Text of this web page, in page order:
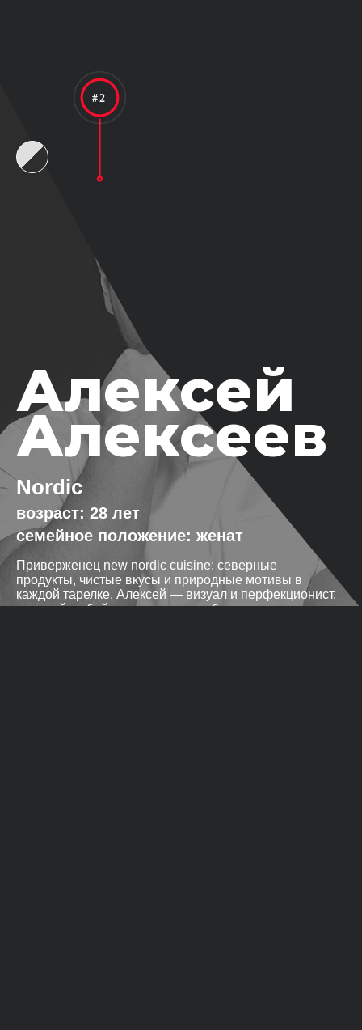
Алексей
Алексеев
Nordic
28 лет
женат
Приверженец new nordic cuisine: северные
продукты, чистые вкусы и природные мотивы в
каждой тарелке. Алексей — визуал и перфекционист,
который любой террин и сморреброд подаст, как